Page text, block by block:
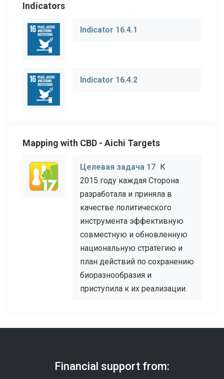
Indicators
Indicator 16.4.1
Indicator 16.4.2
Mapping with CBD - Aichi Targets
Целевая задача 17 К
2015 году каждая Сторона
разработала и приняла в
качестве политического
инструмента эффективную
совместную и обновленную
национальную стратегию и
план действий по сохранению
биоразнообразия и
приступила к их реализации.
Financial support from: